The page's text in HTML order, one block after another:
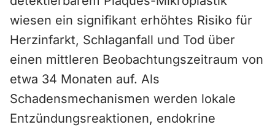
wiesen ein signifikant erhöhtes Risiko für
Herzinfarkt, Schlaganfall und Tod über
einen mittleren Beobachtungszeitraum von
etwa 34 Monaten auf. Als
Schadensmechanismen werden lokale
Entzündungsreaktionen, endokrine